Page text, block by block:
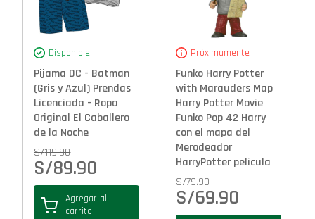
Disponible
Pijama DC - Batman
(Gris y Azul) Prendas
Licenciada - Ropa
Original El Caballero
de la Noche
S/119.90
S/89.90
Agregar al
carrito
Próximamente
Funko Harry Potter
with Marauders Map
Harry Potter Movie
Funko Pop 42 Harry
con el mapa del
Merodeador
HarryPotter pelicula
S/79.90
S/69.90